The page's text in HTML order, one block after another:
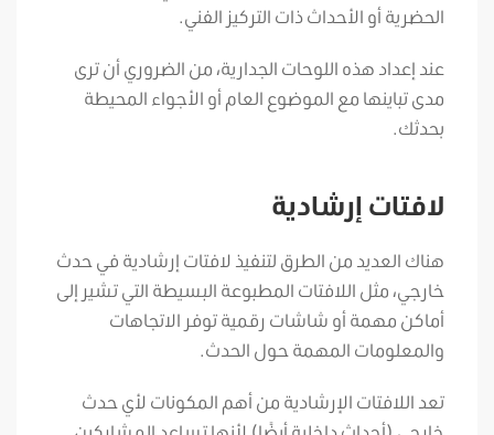
الحضرية أو الأحداث ذات التركيز الفني.
عند إعداد هذه اللوحات الجدارية، من الضروري أن ترى
مدى تباينها مع الموضوع العام أو الأجواء المحيطة
بحدثك.
لافتات إرشادية
هناك العديد من الطرق لتنفيذ لافتات إرشادية في حدث
خارجي، مثل اللافتات المطبوعة البسيطة التي تشير إلى
أماكن مهمة أو شاشات رقمية توفر الاتجاهات
والمعلومات المهمة حول الحدث.
تعد اللافتات الإرشادية من أهم المكونات لأي حدث